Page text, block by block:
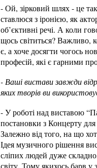
- Ой, зірковий шлях - це
ставлюся з іронією, як
об’єктивні речі. А коли
щось світиться? Важливо,
є, а хоче досягти чогось
професій, які є гарними
- Ваші вистави завжди
яких творів ви
- У роботі над виставою
постановки з Концерту
Залежно від того, на що
Ідея музичного рішення
сліпих людей дуже
світу. Тому якихось барв у